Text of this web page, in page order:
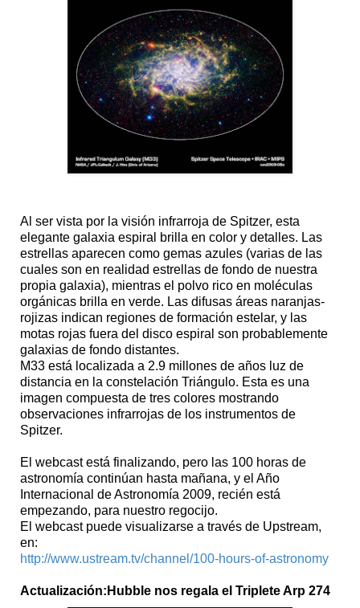
Al ser vista por la visión infrarroja de Spitzer, esta
elegante galaxia espiral brilla en color y detalles. Las
estrellas aparecen como gemas azules (varias de las
cuales son en realidad estrellas de fondo de nuestra
propia galaxia), mientras el polvo rico en moléculas
orgánicas brilla en verde. Las difusas áreas naranjas-
rojizas indican regiones de formación estelar, y las
motas rojas fuera del disco espiral son probablemente
galaxias de fondo distantes.
M33 está localizada a 2.9 millones de años luz de
distancia en la constelación Triángulo. Esta es una
imagen compuesta de tres colores mostrando
observaciones infrarrojas de los instrumentos de
Spitzer.
El webcast está finalizando, pero las 100 horas de
astronomía continúan hasta mañana, y el Año
Internacional de Astronomía 2009, recién está
empezando, para nuestro regocijo.
El webcast puede visualizarse a través de Upstream,
en:
http://www.ustream.tv/channel/100-hours-of-astronomy
Actualización:Hubble nos regala el Triplete Arp 274